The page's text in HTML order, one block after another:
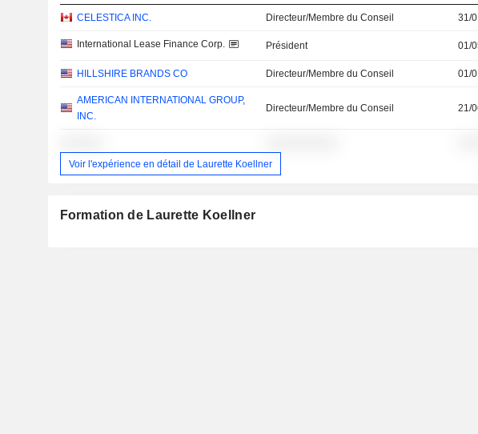
CELESTICA INC. Directeur/Membre du Conseil 31/
International Lease Finance Corp. Président 01/
HILLSHIRE BRANDS CO Directeur/Membre du Conseil 01/
AMERICAN INTERNATIONAL GROUP,
INC.
Directeur/Membre du Conseil 21/
Voir l'expérience en détail de Laurette Koellner
Formation de Laurette Koellner